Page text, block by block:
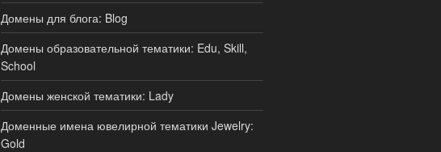
Домены для блога: Blog
Домены образовательной тематики: Edu, Skill,
School
Домены женской тематики: Lady
Доменные имена ювелирной тематики Jewelry:
Gold